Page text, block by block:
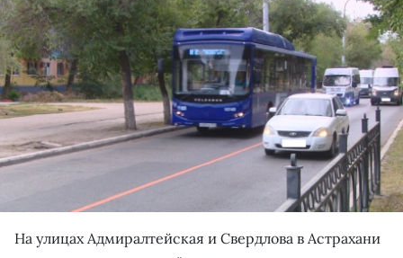
На улицах Адмиралтейская и Свердлова в Астрахани